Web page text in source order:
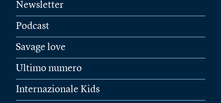
Newsletter
Podcast
Savage love
Ultimo numero
Internazionale Kids